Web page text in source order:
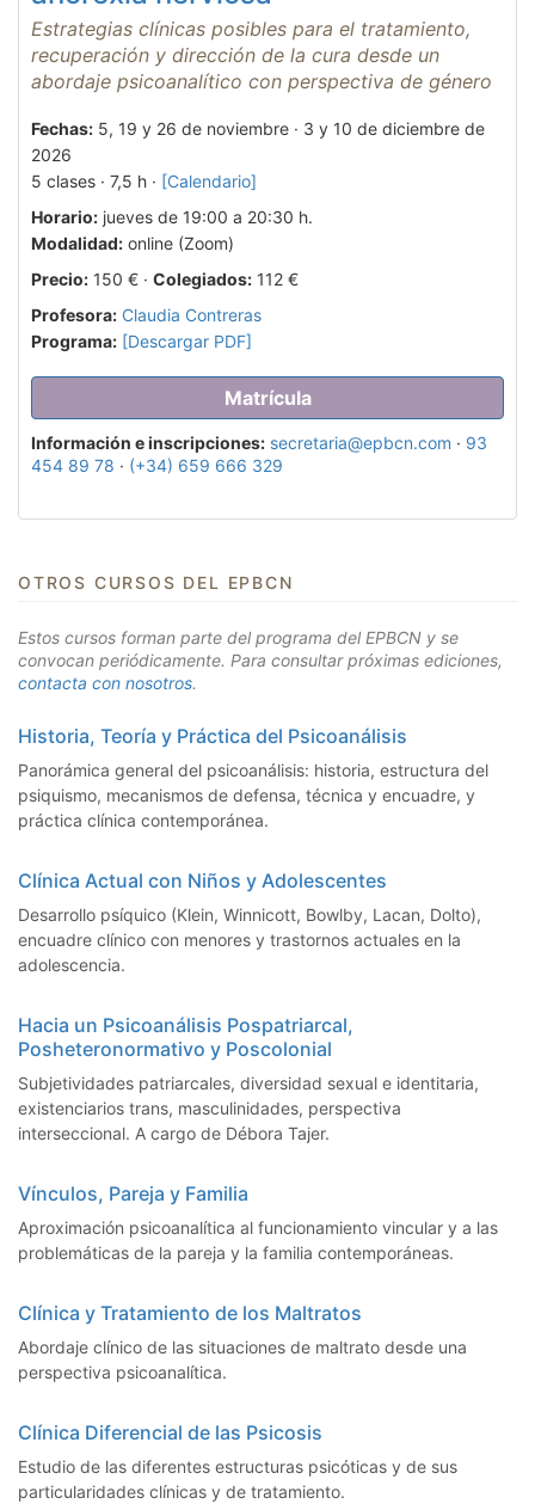
Estrategias clínicas posibles para el tratamiento,
recuperación y dirección de la cura desde un
abordaje psicoanalítico con perspectiva de género
Fechas: 5, 19 y 26 de noviembre · 3 y 10 de diciembre de
2026
5 clases · 7,5 h · [Calendario]
Horario: jueves de 19:00 a 20:30 h.
Modalidad: online (Zoom)
Precio: 150 € · Colegiados: 112 €
Profesora: Claudia Contreras
Programa: [Descargar PDF]
Matrícula
Información e inscripciones: secretaria@epbcn.com · 93
454 89 78 · (+34) 659 666 329
OTROS CURSOS DEL EPBCN
Estos cursos forman parte del programa del EPBCN y se
convocan periódicamente. Para consultar próximas ediciones,
contacta con nosotros.
Historia, Teoría y Práctica del Psicoanálisis
Panorámica general del psicoanálisis: historia, estructura del
psiquismo, mecanismos de defensa, técnica y encuadre, y
práctica clínica contemporánea.
Clínica Actual con Niños y Adolescentes
Desarrollo psíquico (Klein, Winnicott, Bowlby, Lacan, Dolto),
encuadre clínico con menores y trastornos actuales en la
adolescencia.
Hacia un Psicoanálisis Pospatriarcal,
Posheteronormativo y Poscolonial
Subjetividades patriarcales, diversidad sexual e identitaria,
existenciarios trans, masculinidades, perspectiva
interseccional. A cargo de Débora Tajer.
Vínculos, Pareja y Familia
Aproximación psicoanalítica al funcionamiento vincular y a las
problemáticas de la pareja y la familia contemporáneas.
Clínica y Tratamiento de los Maltratos
Abordaje clínico de las situaciones de maltrato desde una
perspectiva psicoanalítica.
Clínica Diferencial de las Psicosis
Estudio de las diferentes estructuras psicóticas y de sus
particularidades clínicas y de tratamiento.